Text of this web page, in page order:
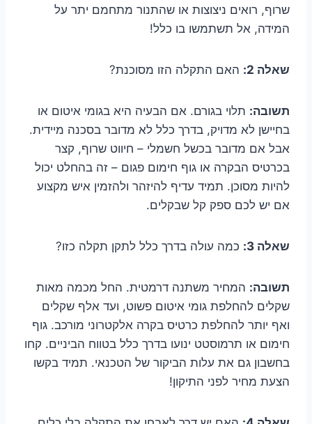
שרוף, רואים ניצוצות או שהתנור מתחמם יתר על
המידה, אל תשתמשו בו כלל!
שאלה 2: האם התקלה הזו מסוכנת?
תשובה: תלוי בגורם. אם הבעיה היא בגומי איטום או
בחיישן לא מדויק, בדרך כלל לא מדובר בסכנה מיידית.
אבל אם מדובר בכשל חשמלי – חיווט שרוף, קצר
בכרטיס הבקרה או גוף חימום פגום – זה בהחלט יכול
להיות מסוכן. תמיד עדיף להיזהר ולהזמין איש מקצוע
אם יש לכם ספק קל שבקלים.
שאלה 3: כמה עולה בדרך כלל לתקן תקלה כזו?
תשובה: המחיר משתנה דרמטית. החל מכמה מאות
שקלים להחלפת גומי איטום פשוט, ועד אלף שקלים
ואף יותר להחלפת כרטיס בקרה אלקטרוני מורכב. גוף
חימום או תרמוסטט ינועו בדרך כלל בטווח הביניים. קחו
בחשבון גם את עלות הביקור של הטכנאי. תמיד בקשו
הצעת מחיר לפני התיקון!